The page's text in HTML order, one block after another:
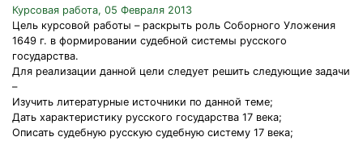
Курсовая работа, 05 Февраля 2013
Цель курсовой работы – раскрыть роль Соборного Уложения
1649 г. в формировании судебной системы русского
государства.
Для реализации данной цели следует решить следующие задачи
–
Изучить литературные источники по данной теме;
Дать характеристику русского государства 17 века;
Описать судебную русскую судебную систему 17 века;